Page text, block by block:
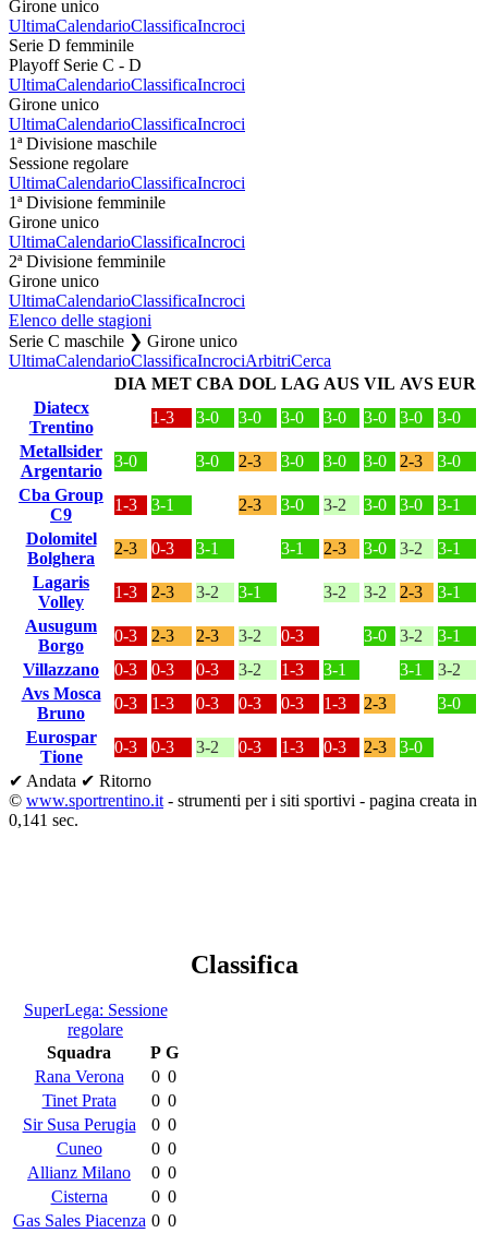
Girone unico
UltimaCalendarioClassificaIncroci
Serie D femminile
Playoff Serie C - D
UltimaCalendarioClassificaIncroci
Girone unico
UltimaCalendarioClassificaIncroci
1ª Divisione maschile
Sessione regolare
UltimaCalendarioClassificaIncroci
1ª Divisione femminile
Girone unico
UltimaCalendarioClassificaIncroci
2ª Divisione femminile
Girone unico
UltimaCalendarioClassificaIncroci
Elenco delle stagioni
Serie C maschile ❯ Girone unico
UltimaCalendarioClassificaIncrociArbitriCerca
DIA MET CBA DOL LAG AUS VIL AVS EUR
Diatecx
Trentino
1-3 3-0 3-0 3-0 3-0 3-0 3-0
3-0
Metallsider
Argentario
3-0 3-0 2-3 3-0 3-0 3-0 2-3
3-0
Cba Group
C9
1-3 3-1 2-3 3-0 3-2 3-0 3-0
3-1
Dolomitel
Bolghera
2-3 0-3 3-1 3-1 2-3 3-0 3-2
3-1
Lagaris
Volley
1-3 2-3 3-2 3-1 3-2 3-2 2-3
3-1
Ausugum
Borgo
0-3 2-3 2-3 3-2 0-3 3-0 3-2
3-1
Villazzano
0-3 0-3 0-3 3-2 1-3 3-1 3-1
3-2
Avs Mosca
Bruno
0-3 1-3 0-3 0-3 0-3 1-3 2-3
3-0
Eurospar
Tione
0-3 0-3 3-2 0-3 1-3 0-3 2-3
3-0
✔ Andata ✔ Ritorno
© www.sportrentino.it - strumenti per i siti sportivi - pagina creata in
0,141 sec.
Classifica
SuperLega: Sessione
regolare
Squadra
P G
Rana Verona
0 0
Tinet Prata
0 0
Sir Susa Perugia
0 0
Cuneo
0 0
Allianz Milano
0 0
Cisterna
0 0
Gas Sales Piacenza 0 0